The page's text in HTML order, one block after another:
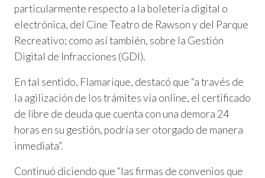
particularmente respecto a la boletería digital o
electrónica, del Cine Teatro de Rawson y del Parque
Recreativo; como así también, sobre la Gestión
Digital de Infracciones (GDI).
En tal sentido, Flamarique, destacó que “a través de
la agilización de los trámites vía online, el certificado
de libre de deuda que cuenta con una demora 24
horas en su gestión, podría ser otorgado de manera
inmediata”.
Continuó diciendo que “las firmas de convenios que